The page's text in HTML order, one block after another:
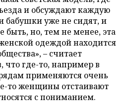
и обсуждают каждую
бабушки уже не сидят, и
быть, но, тем не менее, эта
одеждой находится
– считает
что где-то, например в
применяются очень
то женщины отстаивают
с пониманием.